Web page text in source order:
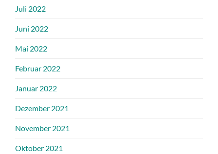
Juli 2022
Juni 2022
Mai 2022
Februar 2022
Januar 2022
Dezember 2021
November 2021
Oktober 2021